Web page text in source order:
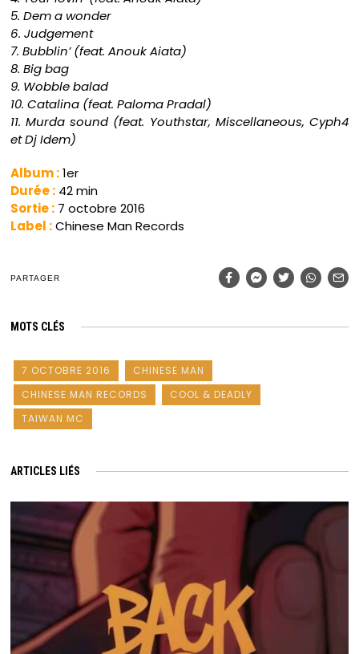
5. Dem a wonder
6. Judgement
7. Bubblin’ (feat. Anouk Aiata)
8. Big bag
9. Wobble balad
10. Catalina (feat. Paloma Pradal)
11. Murda sound (feat. Youthstar, Miscellaneous, Cyph4
et Dj Idem)
Album :1er
Durée : 42 min
Sortie : 7 octobre 2016
Label :Chinese Man Records
PARTAGER
MOTS CLÉS
7 OCTOBRE 2016
CHINESE MAN
CHINESE MAN RECORDS
COOL & DEADLY
TAIWAN MC
ARTICLES LIÉS